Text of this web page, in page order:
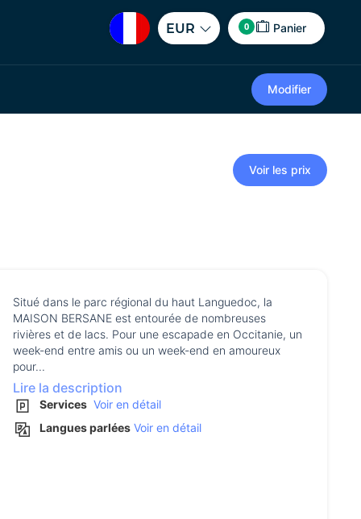
EUR 0 Panier
Modifier
Voir les prix
Situé dans le parc régional du haut Languedoc, la
MAISON BERSANE est entourée de nombreuses
rivières et de lacs. Pour une escapade en Occitanie, un
week-end entre amis ou un week-end en amoureux
pour...
Lire la description
Services Voir en détail
Langues parlées Voir en détail